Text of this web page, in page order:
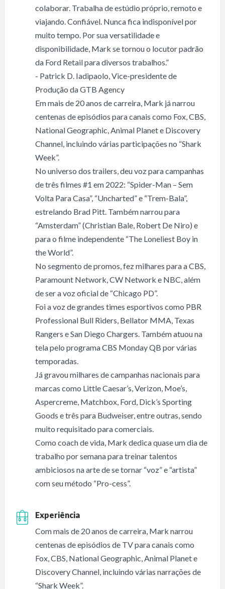
colaborar. Trabalha de estúdio próprio, remoto e
viajando. Confiável. Nunca fica indisponível por
muito tempo. Por sua versatilidade e
disponibilidade, Mark se tornou o locutor padrão
da Ford Retail para diversos trabalhos.”
- Patrick D. Iadipaolo, Vice-presidente de
Produção da GTB Agency
Em mais de 20 anos de carreira, Mark já narrou
centenas de episódios para canais como Fox, CBS,
National Geographic, Animal Planet e Discovery
Channel, incluindo várias participações no “Shark
Week”.
No universo dos trailers, deu voz para campanhas
de três filmes #1 em 2022: “Spider-Man – Sem
Volta Para Casa”, “Uncharted” e “Trem-Bala”,
estrelando Brad Pitt. Também narrou para
“Amsterdam” (Christian Bale, Robert De Niro) e
para o filme independente “The Loneliest Boy in
the World”.
No segmento de promos, fez milhares para a CBS,
Paramount Network, CW Network e NBC, além
de ser a voz oficial de “Chicago PD”.
Foi a voz de grandes times esportivos como PBR
Professional Bull Riders, Bellator MMA, Texas
Rangers e San Diego Chargers. Também atuou na
tela pelo programa CBS Monday QB por várias
temporadas.
Já gravou milhares de campanhas nacionais para
marcas como Little Caesar’s, Verizon, Moe’s,
Aspercreme, Matchbox, Ford, Dick’s Sporting
Goods e três para Budweiser, entre outras, sendo
muito requisitado para comerciais.
Como coach de vida, Mark dedica quase um dia de
trabalho por semana para treinar talentos
ambiciosos na arte de se tornar “voz” e “artista”
com seu método “Pro-cess”.
Experiência
Com mais de 20 anos de carreira, Mark narrou
centenas de episódios de TV para canais como
Fox, CBS, National Geographic, Animal Planet e
Discovery Channel, incluindo várias narrações de
“Shark Week”.